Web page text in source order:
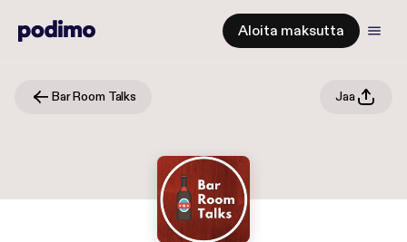
Aloita maksutta
Bar Room Talks Jaa